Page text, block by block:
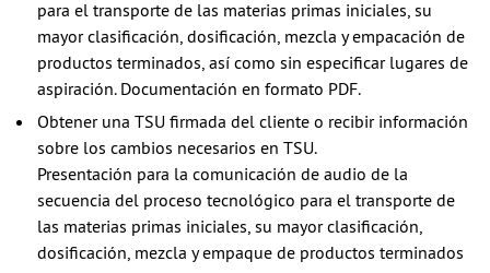
para el transporte de las materias primas iniciales, su
mayor clasificación, dosificación, mezcla y empacación de
productos terminados, así como sin especificar lugares de
aspiración. Documentación en formato PDF.
Obtener una TSU firmada del cliente o recibir información
sobre los cambios necesarios en TSU.
Presentación para la comunicación de audio de la
secuencia del proceso tecnológico para el transporte de
las materias primas iniciales, su mayor clasificación,
dosificación, mezcla y empaque de productos terminados